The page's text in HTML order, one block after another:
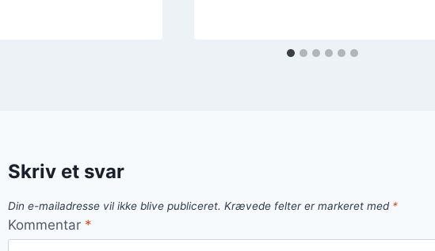
Skriv et svar
Din e-mailadresse vil ikke blive publiceret. Krævede felter er markeret med *
Kommentar *